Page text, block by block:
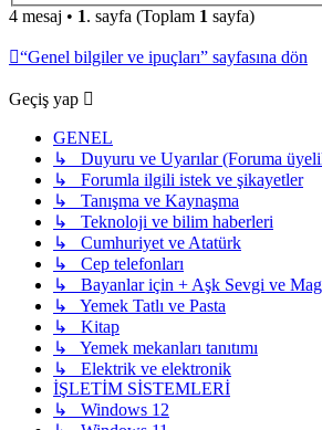
4 mesaj • 1. sayfa (Toplam 1 sayfa)
“Genel bilgiler ve ipuçları” sayfasına dön
Geçiş yap
GENEL
↳ Duyuru ve Uyarılar (Foruma
↳ Forumla ilgili istek ve şikayetler
↳ Tanışma ve Kaynaşma
↳ Teknoloji ve bilim haberleri
↳ Cumhuriyet ve Atatürk
↳ Cep telefonları
↳ Bayanlar için + Aşk Sevgi ve
↳ Yemek Tatlı ve Pasta
↳ Kitap
↳ Yemek mekanları tanıtımı
↳ Elektrik ve elektronik
İŞLETİM SİSTEMLERİ
↳ Windows 12